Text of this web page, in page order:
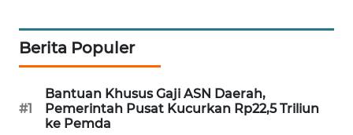
Berita Populer
#1
Bantuan Khusus Gaji ASN Daerah,
Pemerintah Pusat Kucurkan Rp22,5 Triliun
ke Pemda
NEWS
JURNAL
MARITIM
HUMBANG